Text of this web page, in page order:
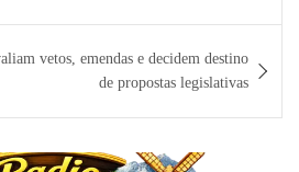
vetos, emendas e decidem destino
de propostas legislativas